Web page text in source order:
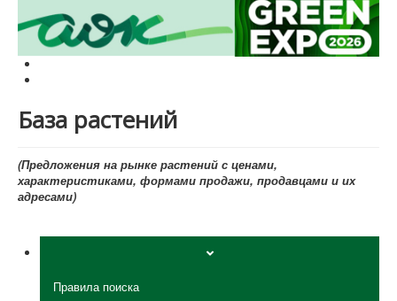
База растений
(Предложения на рынке растений с ценами,
характеристиками, формами продажи, продавцами и их
адресами)
Правила поиска